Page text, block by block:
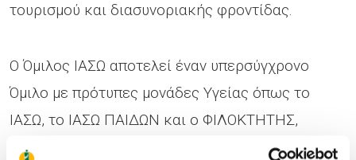
τουρισμού και διασυνοριακής φροντίδας.
Ο Όμιλος ΙΑΣΩ αποτελεί έναν υπερσύγχρονο
Όμιλο με πρότυπες μονάδες Υγείας όπως το
ΙΑΣΩ, το ΙΑΣΩ ΠΑΙΔΩΝ και ο ΦΙΛΟΚΤΗΤΗΣ,
εξοπλισμένες με τον πλέον σύγχρονο και